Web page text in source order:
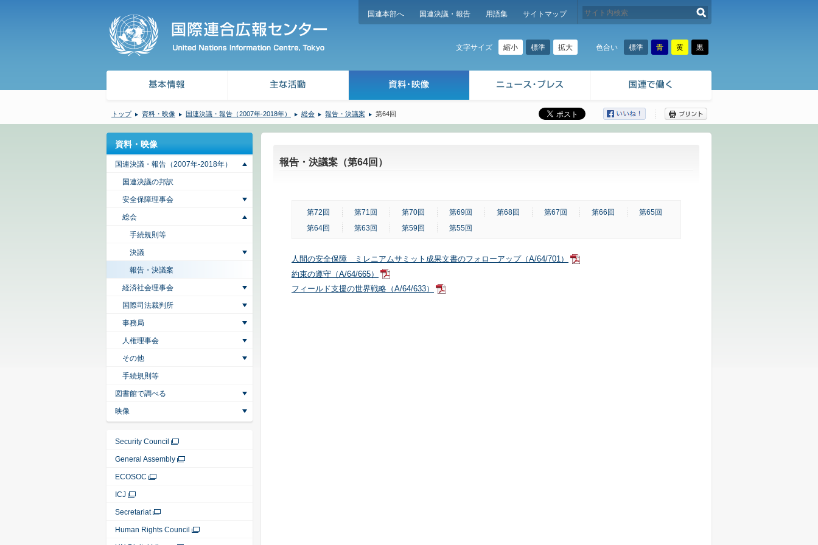
国連本部へ 国連決議・報告 用語集 サイトマップ
文字サイズ 縮小 標準 拡大 色合い 標準 青 黄 黒
トップ 資料・映像 国連決議・報告（2007年-2018年） 総会 報告・決議案 第64回
報告・決議案（第64回）
第72回 第71回 第70回 第69回 第68回 第67回 第66回
第65回
第64回
第63回 第59回 第55回
人間の安全保障 ミレニアムサミット成果文書のフォローアップ（A/64/701）
約束の遵守（A/64/665）
フィールド支援の世界戦略（A/64/633）
資料・映像
国連決議・報告（2007年-2018年）
国連決議の邦訳
安全保障理事会
総会
手続規則等
決議
報告・決議案
経済社会理事会
国際司法裁判所
事務局
人権理事会
その他
手続規則等
図書館で調べる
映像
Security Council
General Assembly
ECOSOC
ICJ
Secretariat
Human Rights Council